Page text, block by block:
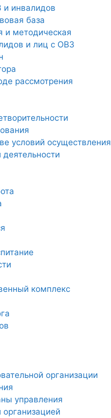
и инвалидов
база
и методическая
и лиц с ОВЗ
рассмотрения
условий осуществления
деятельности
комплекс
организации
управления
организацией